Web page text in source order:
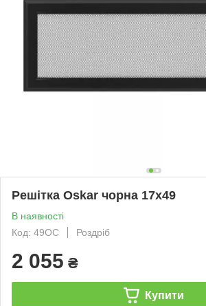
Решітка Oskar чорна 17x49
В наявності
Код: 49OC
Роздріб
2 055 ₴
Купити